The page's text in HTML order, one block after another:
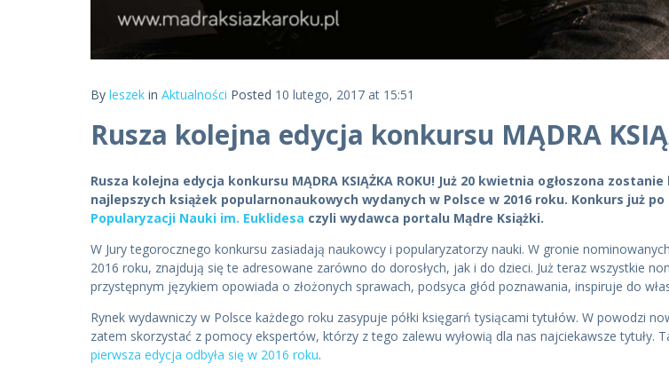
By leszek in Aktualności Posted 10 lutego, 2017 at 15:51
Rusza kolejna edycja konkursu MĄDRA
Rusza kolejna edycja konkursu MĄDRA KSIĄŻKA ROKU! Już 20 kwietnia ogłoszona
najlepszych książek popularnonaukowych wydanych w Polsce w 2016 roku. Konkurs już
Popularyzacji Nauki im. Euklidesa czyli wydawca portalu Mądre Książki.
W Jury tegorocznego konkursu zasiadają naukowcy i popularyzatorzy nauki. W gronie
2016 roku, znajdują się te adresowane zarówno do dorosłych, jak i do dzieci. Już teraz wszystkie
przystępnym językiem opowiada o złożonych sprawach, podsyca głód poznawania, inspiruje do
Rynek wydawniczy w Polsce każdego roku zasypuje półki księgarń tysiącami tytułów. W powodzi
zatem skorzystać z pomocy ekspertów, którzy z tego zalewu wyłowią dla nas najciekawsze
pierwsza edycja odbyła się w 2016 roku.